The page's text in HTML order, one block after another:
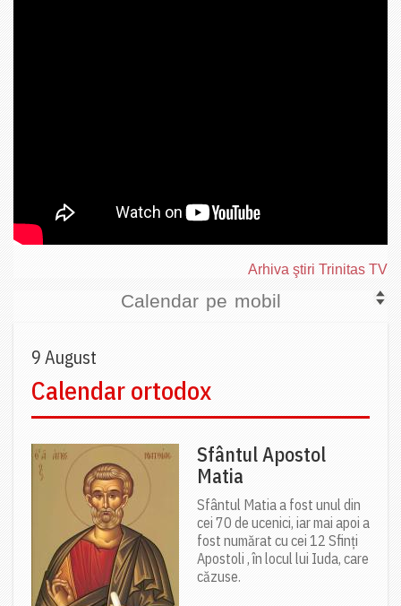
Arhiva ştiri Trinitas TV
Calendar pe mobil
9 August
Calendar ortodox
Sfântul Apostol
Matia
Sfântul Matia a fost unul din
cei 70 de ucenici, iar mai apoi a
fost numărat cu cei 12 Sfinți
Apostoli , în locul lui Iuda, care
căzuse.